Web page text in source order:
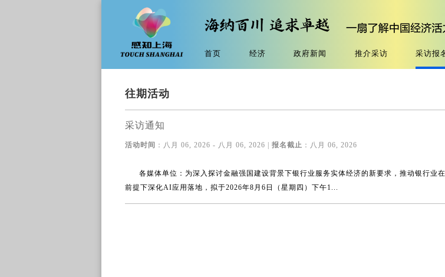
首页 经济 政府新闻 推介采访 采访报
往期活动
采访通知
活动时间 ：八月 06, 2026 - 八月 06, 2026 | 报名截止 ：八月 06, 2026
各媒体单位：为深入探讨金融强国建设背景下银行业服务实体经济的新要求，推动银行业
前提下深化AI应用落地，拟于2026年8月6日（星期四）下午1...